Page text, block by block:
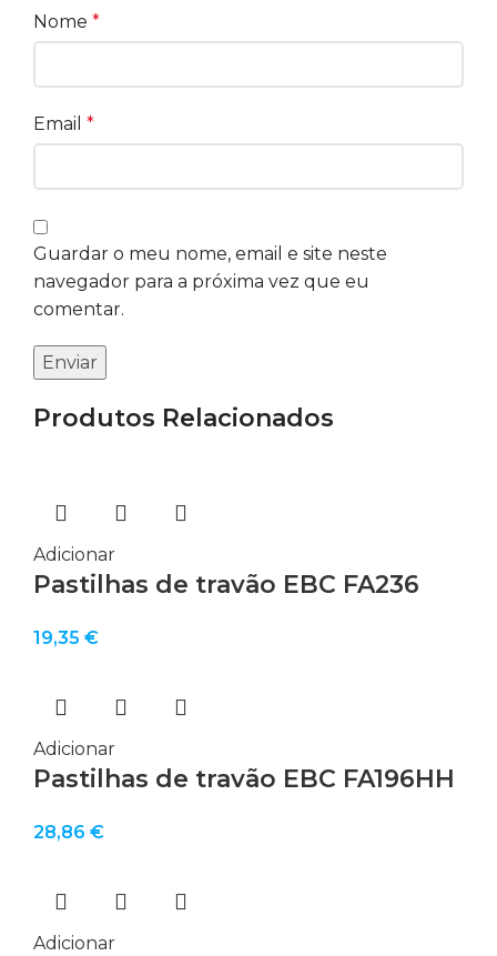
Nome *
Email *
Guardar o meu nome, email e site neste
navegador para a próxima vez que eu
comentar.
Produtos Relacionados
Adicionar
Pastilhas de travão EBC FA236
19,35 €
Adicionar
Pastilhas de travão EBC FA196HH
28,86 €
Adicionar